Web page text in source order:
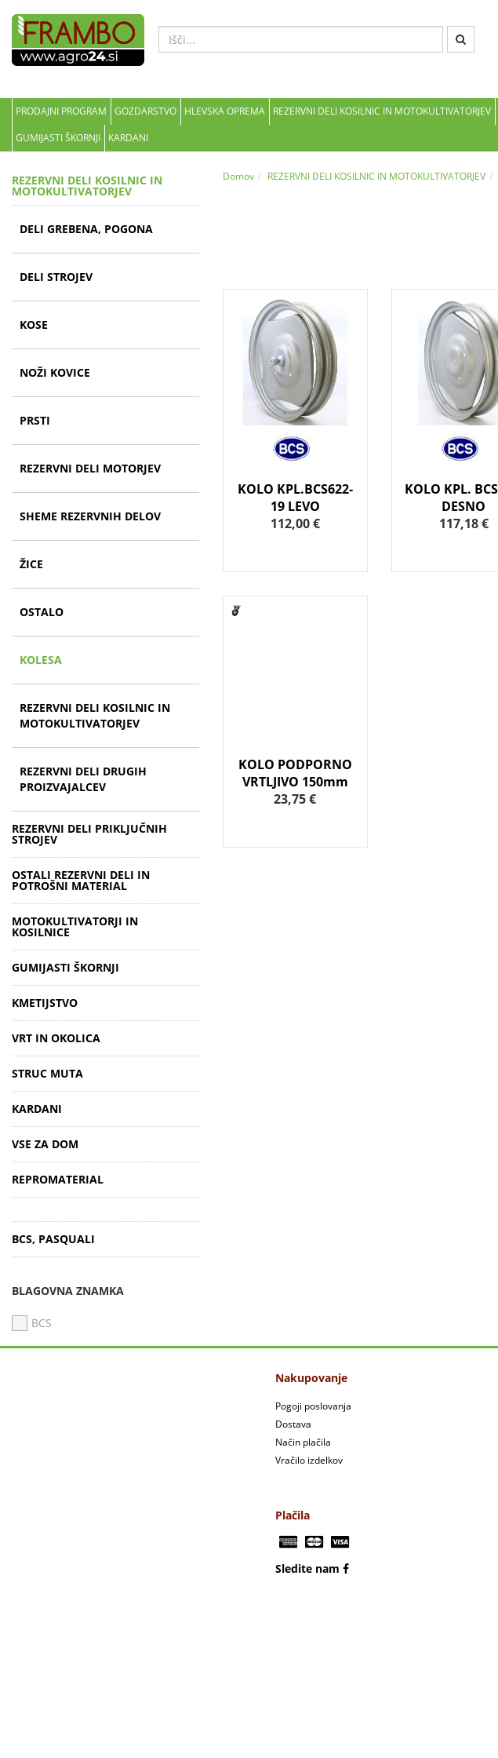
PRODAJNI PROGRAM GOZDARSTVO HLEVSKA OPREMA REZERVNI DELI KOSILNIC IN MOTOKULTIVATORJEV
GUMIJASTI ŠKORNJI
KARDANI
REZERVNI DELI KOSILNIC IN
MOTOKULTIVATORJEV
DELI GREBENA, POGONA
DELI STROJEV
KOSE
NOŽI KOVICE
PRSTI
REZERVNI DELI MOTORJEV
SHEME REZERVNIH DELOV
ŽICE
OSTALO
KOLESA
REZERVNI DELI KOSILNIC IN
MOTOKULTIVATORJEV
REZERVNI DELI DRUGIH
PROIZVAJALCEV
REZERVNI DELI PRIKLJUČNIH
STROJEV
OSTALI REZERVNI DELI IN
POTROŠNI MATERIAL
MOTOKULTIVATORJI IN
KOSILNICE
GUMIJASTI ŠKORNJI
KMETIJSTVO
VRT IN OKOLICA
STRUC MUTA
KARDANI
VSE ZA DOM
REPROMATERIAL
BCS, PASQUALI
BLAGOVNA ZNAMKA
BCS
Domov REZERVNI DELI KOSILNIC IN MOTOKULTIVATORJEV
KOLO KPL.BCS622-
19 LEVO
112,00 €
KOLO KPL.
DESNO
117,18 €
KOLO PODPORNO
VRTLJIVO 150mm
23,75 €
Nakupovanje
Pogoji poslovanja
Dostava
Način plačila
Vračilo izdelkov
Plačila
Sledite nam